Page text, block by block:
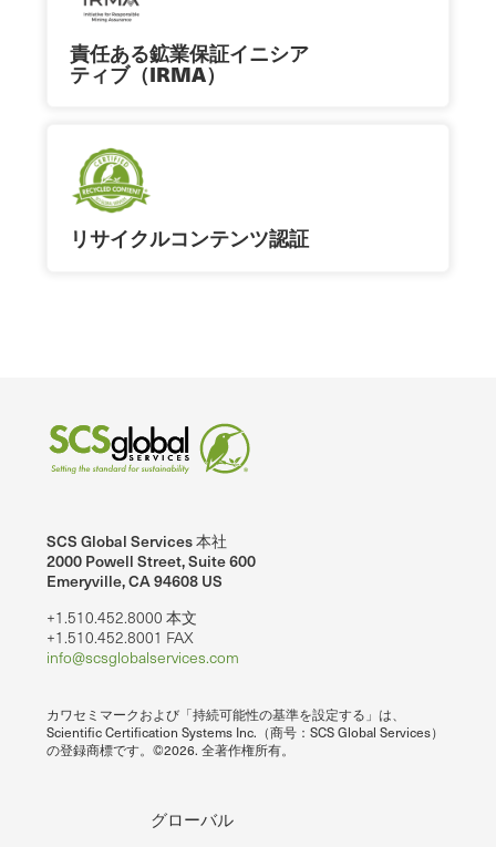
責任ある鉱業保証イニシア
ティブ（IRMA）
リサイクルコンテンツ認証
SCS Global Services 本社
2000 Powell Street, Suite 600
Emeryville, CA 94608 US
+1.510.452.8000 本文
+1.510.452.8001 FAX
info@scsglobalservices.com
カワセミマークおよび「持続可能性の基準を設定する」は、
Scientific Certification Systems Inc.（商号：SCS Global Services）
の登録商標です。©2026. 全著作権所有。
グローバル